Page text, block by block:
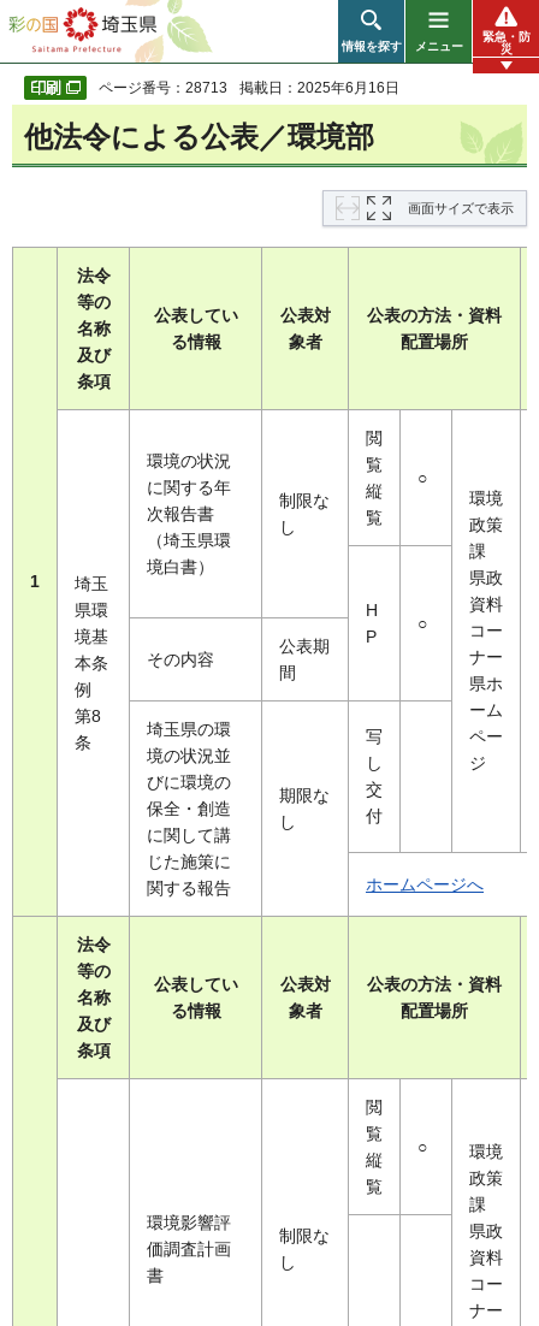
彩の国 埼玉県
情報を探す メニュー
緊急・防
災
ページ番号：28713 掲載日：2025年6月16日
他法令による公表／環境部
画面サイズで表示
1
法令
等の
名称
及び
条項
公表してい
る情報
公表対
象者
公表の方法・資料
配置場所
埼玉
県環
境基
本条
例
第8
条
環境の状況
に関する年
次報告書
（埼玉県環
境白書）
制限な
し
閲
覧
縦
覧
○
環境
政策
課
県政
資料
コー
ナー
県ホ
ーム
ペー
ジ
H
P
○
その内容
公表期
間
埼玉県の環
境の状況並
びに環境の
保全・創造
に関して講
じた施策に
関する報告
期限な
し
写
し
交
付
ホームページへ
法令
等の
名称
及び
条項
公表してい
る情報
公表対
象者
公表の方法・資料
配置場所
環境影響評
価調査計画
書
制限な
し
閲
覧
縦
覧
○
環境
政策
課
県政
資料
コー
ナー